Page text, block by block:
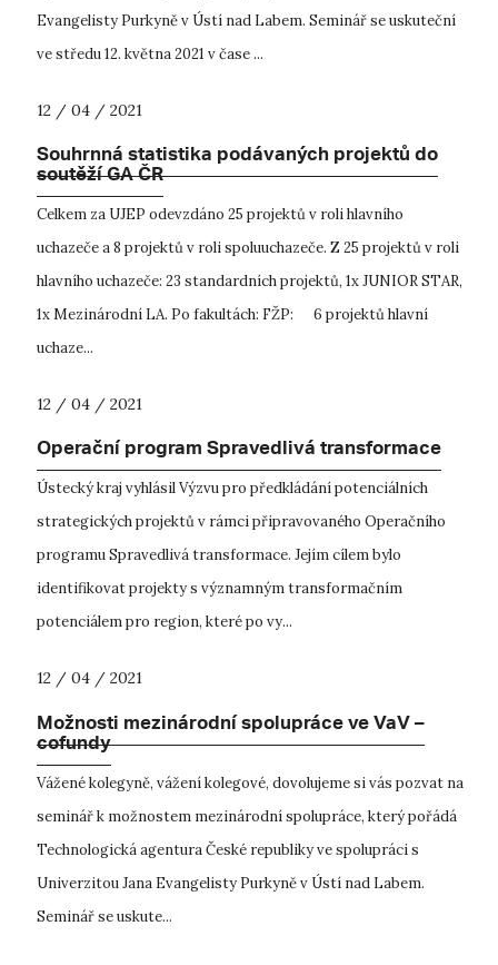
Evangelisty Purkyně v Ústí nad Labem. Seminář se uskuteční
ve středu 12. května 2021 v čase ...
12 / 04 / 2021
Souhrnná statistika podávaných projektů do
soutěží GA ČR
Celkem za UJEP odevzdáno 25 projektů v roli hlavního
uchazeče a 8 projektů v roli spoluuchazeče. Z 25 projektů v roli
hlavního uchazeče: 23 standardních projektů, 1x JUNIOR STAR,
1x Mezinárodní LA. Po fakultách: FŽP: 6 projektů hlavní
uchaze...
12 / 04 / 2021
Operační program Spravedlivá transformace
Ústecký kraj vyhlásil Výzvu pro předkládání potenciálních
strategických projektů v rámci připravovaného Operačního
programu Spravedlivá transformace. Jejím cílem bylo
identifikovat projekty s významným transformačním
potenciálem pro region, které po vy...
12 / 04 / 2021
Možnosti mezinárodní spolupráce ve VaV –
cofundy
Vážené kolegyně, vážení kolegové, dovolujeme si vás pozvat na
seminář k možnostem mezinárodní spolupráce, který pořádá
Technologická agentura České republiky ve spolupráci s
Univerzitou Jana Evangelisty Purkyně v Ústí nad Labem.
Seminář se uskute...